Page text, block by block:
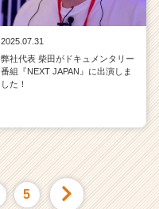
2025.07.31
弊社代表 柴田がドキュメンタリー
番組『NEXT JAPAN』に出演しま
した！
5